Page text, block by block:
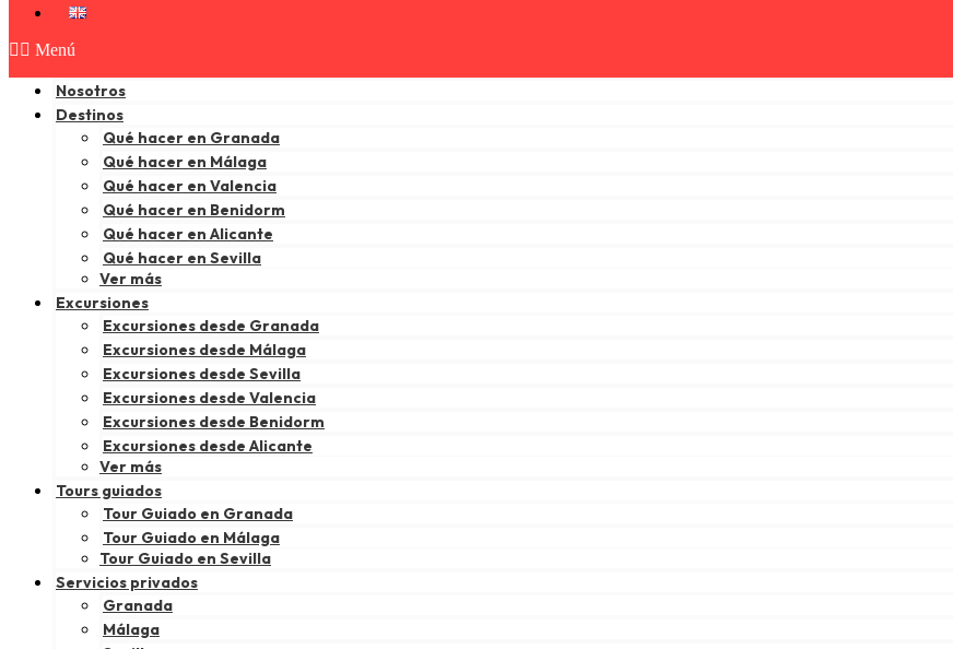
Menú
Nosotros
Destinos
Qué hacer en Granada
Qué hacer en Málaga
Qué hacer en Valencia
Qué hacer en Benidorm
Qué hacer en Alicante
Qué hacer en Sevilla
Ver más
Excursiones
Excursiones desde Granada
Excursiones desde Málaga
Excursiones desde Sevilla
Excursiones desde Valencia
Excursiones desde Benidorm
Excursiones desde Alicante
Ver más
Tours guiados
Tour Guiado en Granada
Tour Guiado en Málaga
Tour Guiado en Sevilla
Servicios privados
Granada
Málaga